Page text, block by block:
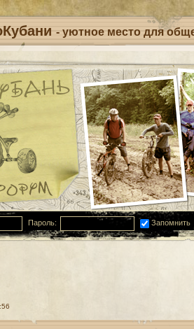
- уютное место для
Пароль: Запомнить